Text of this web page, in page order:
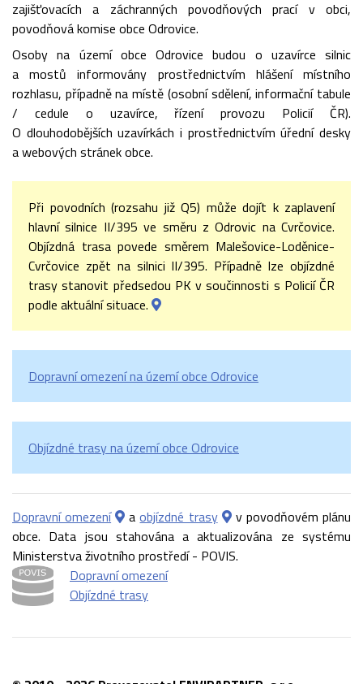
zajišťovacích a záchranných povodňových prací v obci,
povodňová komise obce Odrovice.
Osoby na území obce Odrovice budou o uzavírce silnic
a mostů informovány prostřednictvím hlášení místního
rozhlasu, případně na místě (osobní sdělení, informační tabule
/ cedule o uzavírce, řízení provozu Policií ČR).
O dlouhodobějších uzavírkách i prostřednictvím úřední desky
a webových stránek obce.
Při povodních (rozsahu již Q5) může dojít k zaplavení
hlavní silnice II/395 ve směru z Odrovic na Cvrčovice.
Objízdná trasa povede směrem Malešovice-Loděnice-
Cvrčovice zpět na silnici II/395. Případně lze objízdné
trasy stanovit předsedou PK v součinnosti s Policií ČR
podle aktuální situace.
Dopravní omezení na území obce Odrovice
Objízdné trasy na území obce Odrovice
Dopravní omezení aobjízdné trasy
v povodňovém plánu
obce. Data jsou stahována a aktualizována ze systému
Ministerstva životního prostředí - POVIS.
Dopravní omezení
Objízdné trasy